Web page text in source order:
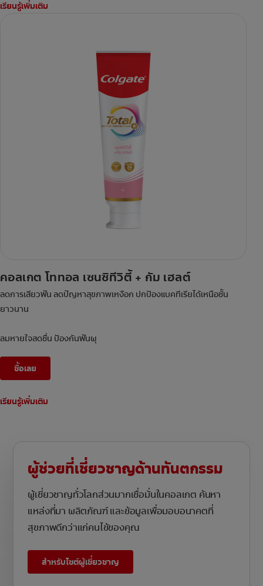
เรียนรู้เพิ่มเติม
คอลเกต โททอล เซนซิทีวิตี้ + กัม เฮลต์
ลดการเสียวฟัน ลดปัญหาสุขภาพเหงือก ปกป้องแบคทีเรียได้เหนือชั้น
ยาวนาน
ลมหายใจสดชื่น ป้องกันฟันผุ
ซื้อเลย
เรียนรู้เพิ่มเติม
ผู้ช่วยที่เชี่ยวชาญด้านทันตกรรม
ผู้เชี่ยวชาญทั่วโลกส่วนมากเชื่อมั่นในคอลเกต ค้นหา
แหล่งที่มา ผลิตภัณฑ์ และข้อมูลเพื่อมอบอนาคตที่
สุขภาพดีกว่าแก่คนไข้ของคุณ
สำหรับไซต์ผู้เชี่ยวชาญ